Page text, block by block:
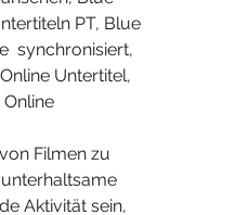
PT, Blue
synchronisiert,
Untertitel,
Aktivität sein,